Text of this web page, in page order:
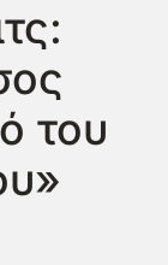
του